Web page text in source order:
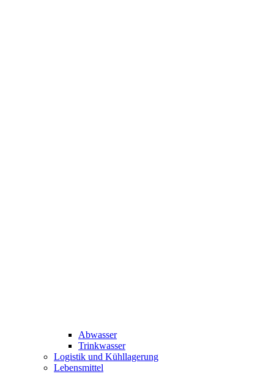
Abwasser
Trinkwasser
Logistik und Kühllagerung
Lebensmittel